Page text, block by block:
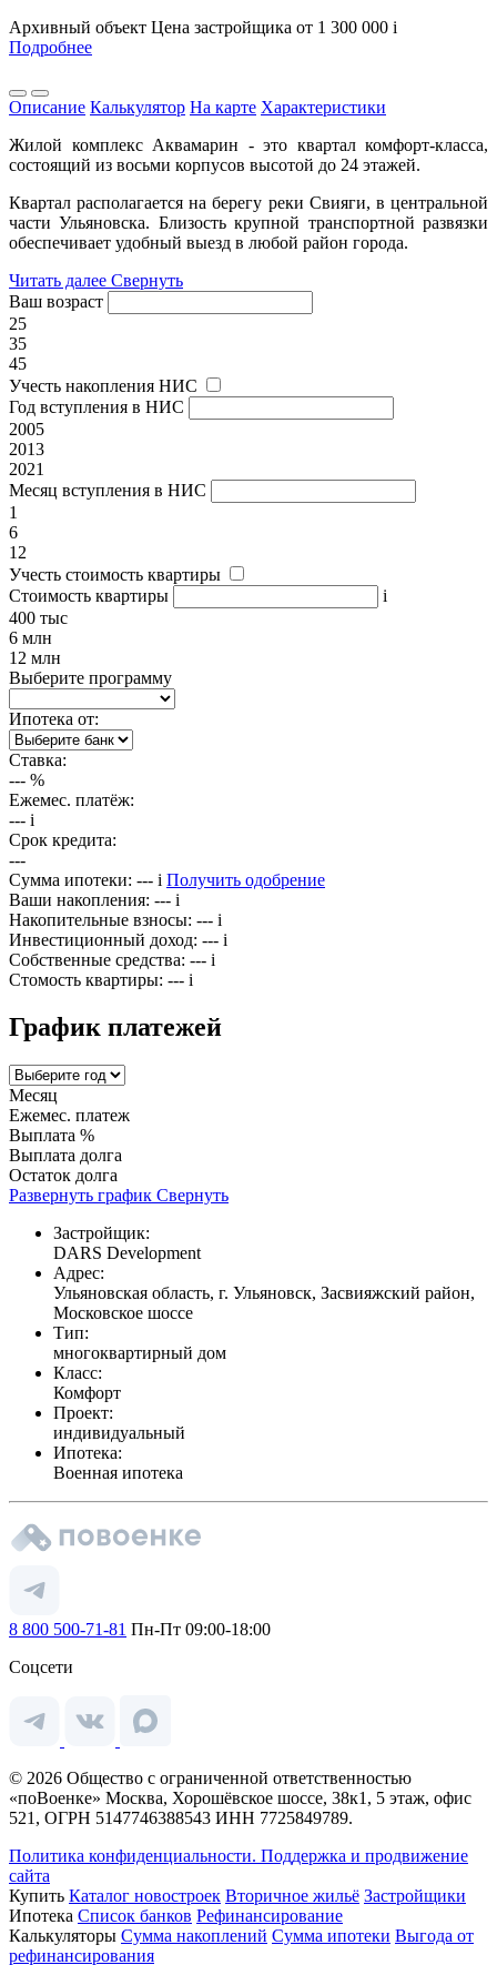
Архивный объект Цена застройщика от 1 300 000 i
Подробнее
Описание Калькулятор На карте Характеристики
Жилой комплекс Аквамарин - это квартал комфорт-класса,
состоящий из восьми корпусов высотой до 24 этажей.
Квартал располагается на берегу реки Свияги, в центральной
части Ульяновска. Близость крупной транспортной развязки
обеспечивает удобный выезд в любой район города.
Читать далее Свернуть
Ваш возраст
25
35
45
Учесть накопления НИС
Год вступления в НИС
2005
2013
2021
Месяц вступления в НИС
1
6
12
Учесть стоимость квартиры
Стоимость квартиры
i
400 тыс
6 млн
12 млн
Выберите программу
Ипотека от:
Ставка:
--- %
Ежемес. платёж:
--- i
Срок кредита:
---
Сумма ипотеки: --- i Получить одобрение
Ваши накопления: --- i
Накопительные взносы: --- i
Инвестиционный доход: --- i
Собственные средства: --- i
Стомость квартиры: --- i
График платежей
Месяц
Ежемес. платеж
Выплата %
Выплата долга
Остаток долга
Развернуть график Свернуть
Застройщик:
DARS Development
Адрес:
Ульяновская область, г. Ульяновск, Засвияжский район,
Московское шоссе
Тип:
многоквартирный дом
Класс:
Комфорт
Проект:
индивидуальный
Ипотека:
Военная ипотека
8 800 500-71-81 Пн-Пт 09:00-18:00
Соцсети
© 2026 Общество с ограниченной ответственностью
«поВоенке» Москва, Хорошёвское шоссе, 38к1, 5 этаж, офис
521, ОГРН 5147746388543 ИНН 7725849789.
Политика конфиденциальности. Поддержка и продвижение
сайта
Купить Каталог новостроек Вторичное жильё Застройщики
Ипотека Список банков Рефинансирование
Калькуляторы Сумма накоплений Сумма ипотеки Выгода от
рефинансирования